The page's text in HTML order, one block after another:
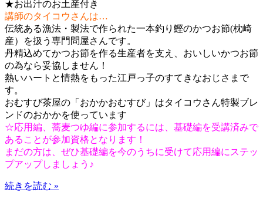
★お出汁のお土産付き
講師のタイコウさんは…
伝統ある漁法・製法で作られた一本釣り鰹のかつお節(枕崎
産）を扱う専門問屋さんです。
丹精込めてかつお節を作る生産者を支え、おいしいかつお節
の為なら妥協しません！
熱いハートと情熱をもった江戸っ子のすてきなおじさまで
す。
おむすび茶屋の「おかかおむすび」はタイコウさん特製ブレ
ンドのおかかを使っています
☆応用編、蕎麦つゆ編に参加するには、基礎編を受講済みで
あることが参加資格となります！
まだの方は、ぜひ基礎編を今のうちに受けて応用編にステッ
プアップしましょう♪
続きを読む »